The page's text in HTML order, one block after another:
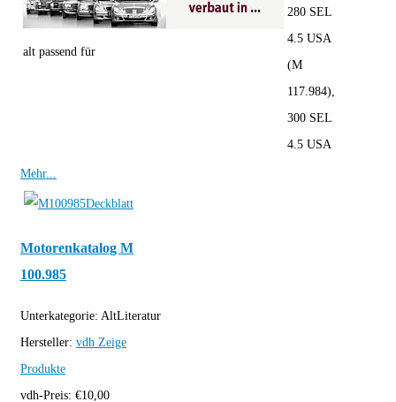
alt passend für
280 SEL
4.5 USA
(M
117.984),
300 SEL
4.5 USA
Mehr...
Motorenkatalog M
100.985
Unterkategorie: AltLiteratur
Hersteller: vdh Zeige
Produkte
vdh-Preis: €10,00